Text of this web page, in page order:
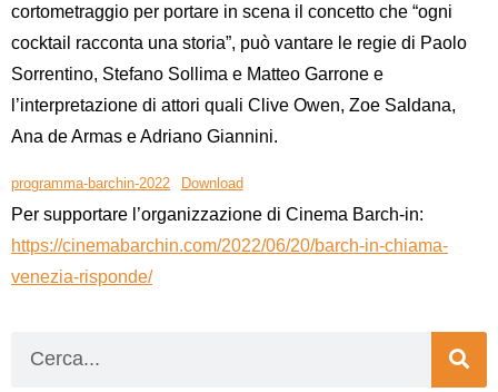
cortometraggio per portare in scena il concetto che “ogni
cocktail racconta una storia”, può vantare le regie di Paolo
Sorrentino, Stefano Sollima e Matteo Garrone e
l’interpretazione di attori quali Clive Owen, Zoe Saldana,
Ana de Armas e Adriano Giannini.
programma-barchin-2022 Download
Per supportare l’organizzazione di Cinema Barch-in:
https://cinemabarchin.com/2022/06/20/barch-in-chiama-
venezia-risponde/